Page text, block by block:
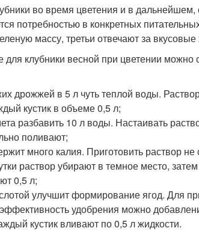
во время цветения и в
потребностью в конкретных
массу, третьи отвечают за
для клубники весной при цветении
дрожжей в 5 л чуть теплой воды.
кустик в объеме 0,5 л;
разбавить 10 л воды. Настаивать
поливают;
много калия. Приготовить раствор
раствор убирают в темное место,
0,5 л;
улучшит формирование ягод. Для
удобрения можно
кустик вливают по 0,5 л жидкости.